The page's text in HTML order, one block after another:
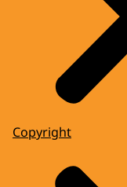
Copyright